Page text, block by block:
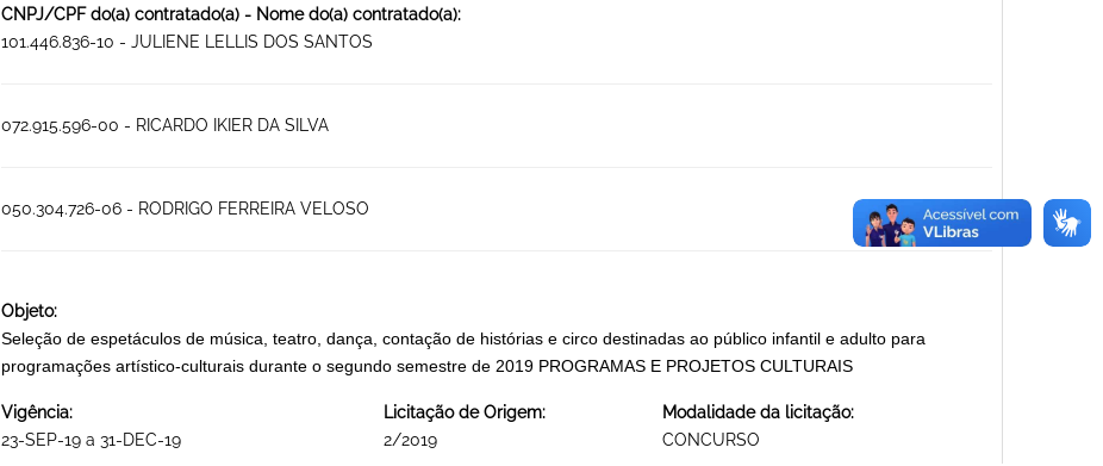
CNPJ/CPF do(a) contratado(a) - Nome do(a) contratado(a):
101.446.836-10 - JULIENE LELLIS DOS SANTOS
072.915.596-00 - RICARDO IKIER DA SILVA
050.304.726-06 - RODRIGO FERREIRA VELOSO
Objeto:
Seleção de espetáculos de música, teatro, dança, contação de histórias e circo destinadas ao público infantil e adulto para
programações artístico-culturais durante o segundo semestre de 2019 PROGRAMAS E PROJETOS CULTURAIS
Vigência:
23-SEP-19 a 31-DEC-19
Licitação de Origem:
2/2019
Modalidade da licitação:
CONCURSO